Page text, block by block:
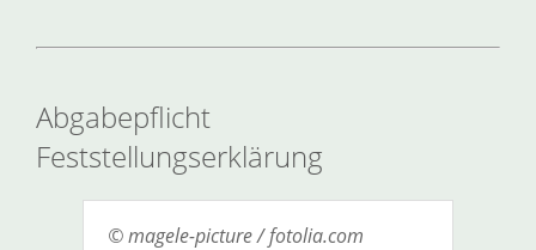
Abgabepflicht
Feststellungserklärung
© magele-picture / fotolia.com